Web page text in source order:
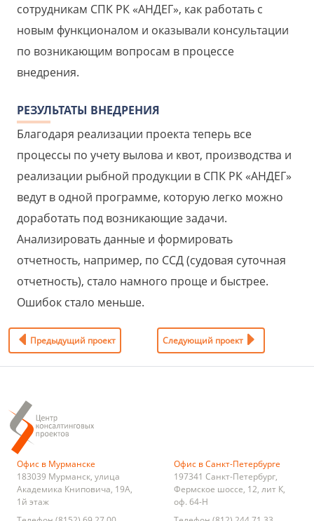
сотрудникам СПК РК «АНДЕГ», как работать с
новым функционалом и оказывали консультации
по возникающим вопросам в процессе
внедрения.
РЕЗУЛЬТАТЫ ВНЕДРЕНИЯ
Благодаря реализации проекта теперь все
процессы по учету вылова и квот, производства и
реализации рыбной продукции в СПК РК «АНДЕГ»
ведут в одной программе, которую легко можно
доработать под возникающие задачи.
Анализировать данные и формировать
отчетность, например, по ССД (судовая суточная
отчетность), стало намного проще и быстрее.
Ошибок стало меньше.
Предыдущий проект Следующий проект
Офис в Мурманске
183039 Мурманск, улица
Академика Книповича, 19А,
1й этаж
Офис в Санкт-Петербурге
197341 Санкт-Петербург,
Фермское шоссе, 12, лит К,
оф. 64-Н